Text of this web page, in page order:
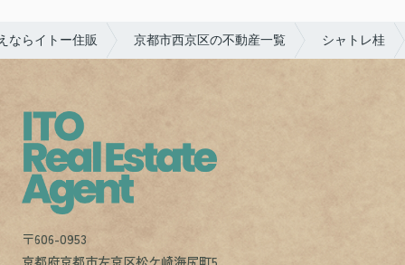
ならイトー住販 京都市西京区の不動産一覧 シャトレ桂
〒606-0953
京都府京都市左京区松ケ崎海尻町5